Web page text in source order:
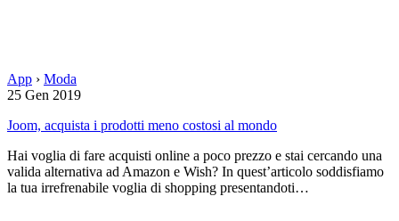
App › Moda
25 Gen 2019
Joom, acquista i prodotti meno costosi al mondo
Hai voglia di fare acquisti online a poco prezzo e stai cercando una
valida alternativa ad Amazon e Wish? In quest’articolo soddisfiamo
la tua irrefrenabile voglia di shopping presentandoti…